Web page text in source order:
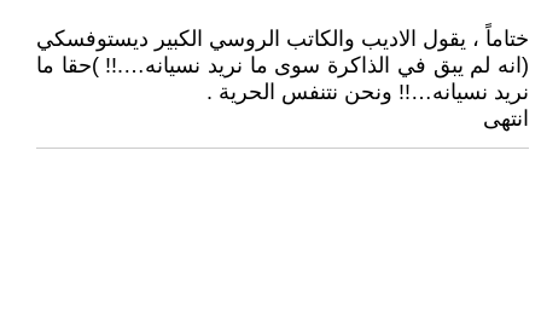
ختاماً ، يقول الاديب والكاتب الروسي الكبير ديستوفسكي
(انه لم يبق في الذاكرة سوى ما نريد نسيانه….!! )حقا ما
نريد نسيانه…!! ونحن نتنفس الحرية .
انتهى